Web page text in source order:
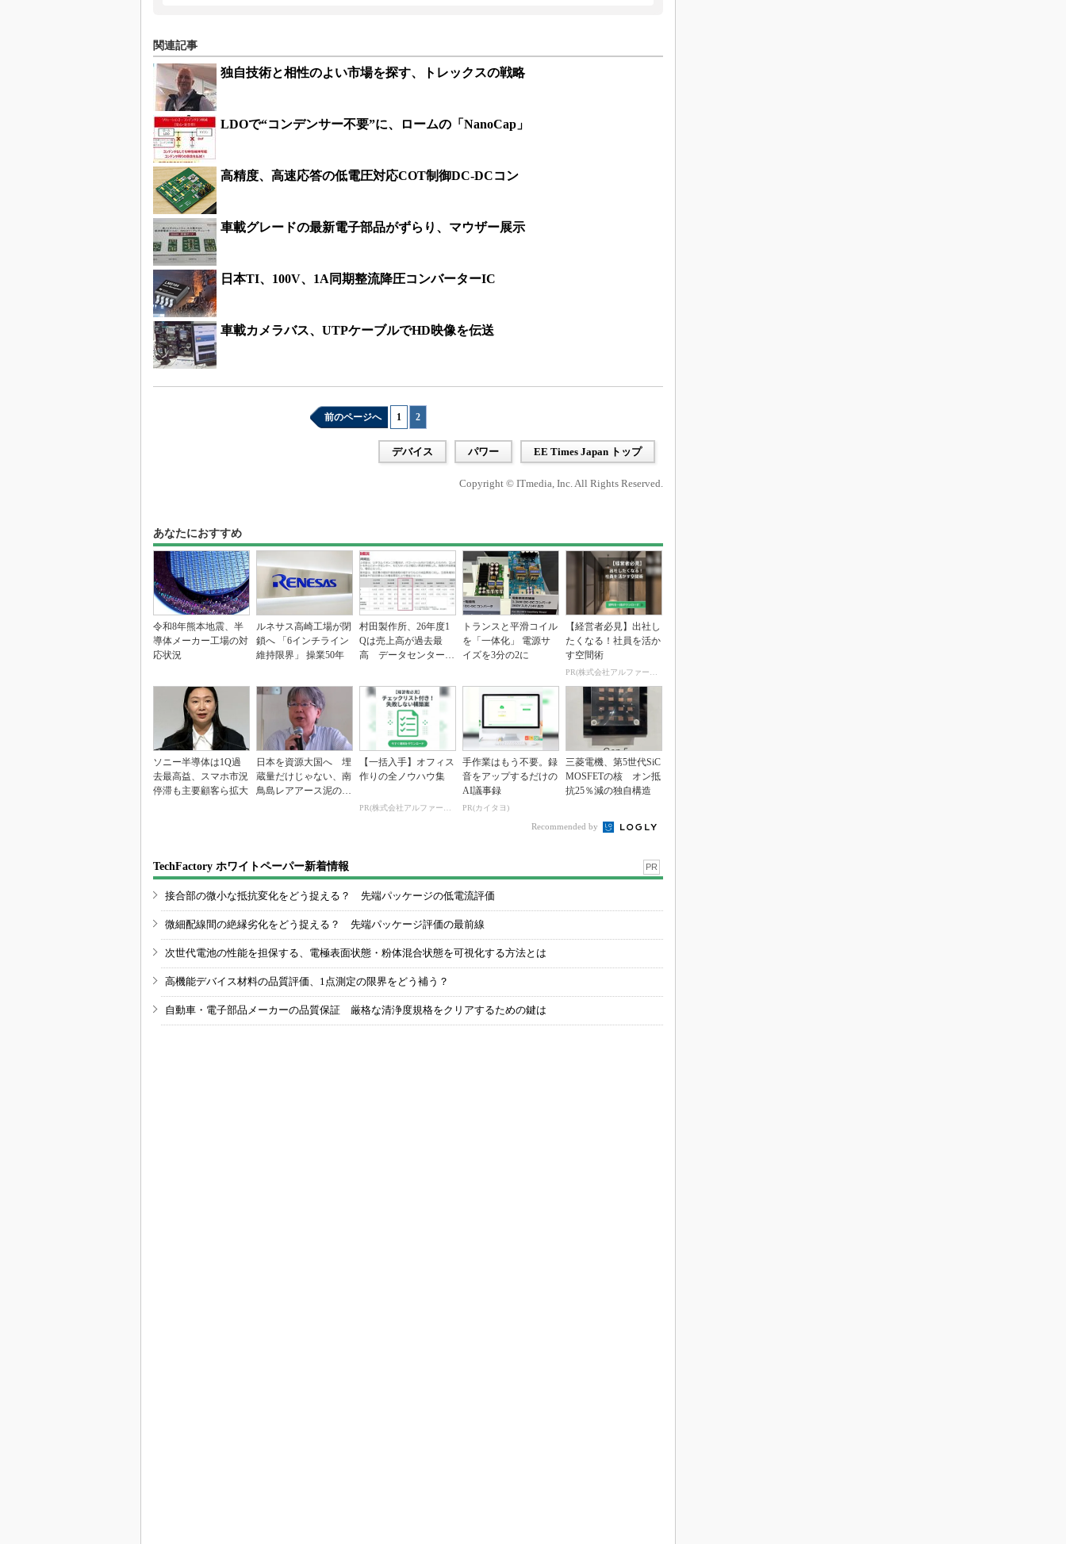
関連記事
独自技術と相性のよい市場を探す、トレックスの戦略
LDOで“コンデンサー不要”に、ロームの「NanoCap」
高精度、高速応答の低電圧対応COT制御DC-DCコン
車載グレードの最新電子部品がずらり、マウザー展示
日本TI、100V、1A同期整流降圧コンバーターIC
車載カメラバス、UTPケーブルでHD映像を伝送
前のページへ 1 2
デバイス パワー EE Times Japan トップ
Copyright © ITmedia, Inc. All Rights Reserved.
あなたにおすすめ
令和8年熊本地震、半
導体メーカー工場の対
応状況
ルネサス高崎工場が閉
鎖へ 「6インチライン
維持限界」 操業50年
村田製作所、26年度1
Qは売上高が過去最
高 データセンター関
トランスと平滑コイル
を「一体化」 電源サ
イズを3分の2に
【経営者必見】出社し
たくなる！社員を活か
す空間術
PR(株式会社アルファーテクノ)
ソニー半導体は1Q過
去最高益、スマホ市況
停滞も主要顧客ら拡大
日本を資源大国へ 埋
蔵量だけじゃない、南
鳥島レアアース泥の価
【一括入手】オフィス
作りの全ノウハウ集
PR(株式会社アルファーテクノ)
手作業はもう不要。録
音をアップするだけの
AI議事録
PR(カイタヨ)
三菱電機、第5世代SiC
MOSFETの核 オン抵
抗25％減の独自構造
Recommended by
TechFactory ホワイトペーパー新着情報 PR
接合部の微小な抵抗変化をどう捉える？ 先端パッケージの低電流評価
微細配線間の絶縁劣化をどう捉える？ 先端パッケージ評価の最前線
次世代電池の性能を担保する、電極表面状態・粉体混合状態を可視化する方法とは
高機能デバイス材料の品質評価、1点測定の限界をどう補う？
自動車・電子部品メーカーの品質保証 厳格な清浄度規格をクリアするための鍵は